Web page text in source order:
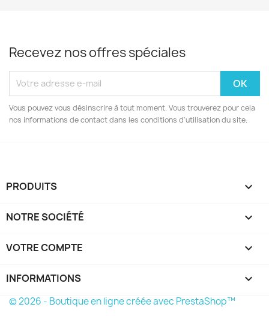
Recevez nos offres spéciales
Vous pouvez vous désinscrire à tout moment. Vous trouverez pour cela
nos informations de contact dans les conditions d'utilisation du site.
PRODUITS 
NOTRE SOCIÉTÉ 
VOTRE COMPTE 
INFORMATIONS keyboard_arrow_down
© 2026 - Boutique en ligne créée avec PrestaShop™